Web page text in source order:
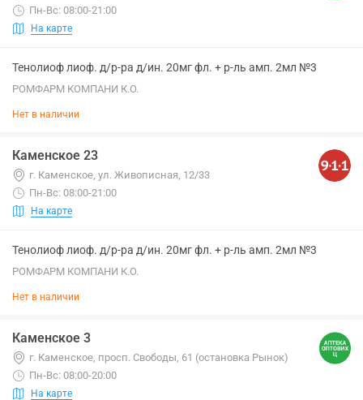
Пн-Вс: 08:00-21:00
На карте
Тенолиоф лиоф. д/р-ра д/ин. 20мг фл. + р-ль амп. 2мл №3
РОМФАРМ КОМПАНИ К.О.
Нет в наличии
Каменское 23
г. Каменское, ул. Живописная, 12/33
Пн-Вс: 08:00-21:00
На карте
Тенолиоф лиоф. д/р-ра д/ин. 20мг фл. + р-ль амп. 2мл №3
РОМФАРМ КОМПАНИ К.О.
Нет в наличии
Каменское 3
г. Каменское, просп. Свободы, 61 (остановка Рынок)
Пн-Вс: 08:00-20:00
На карте